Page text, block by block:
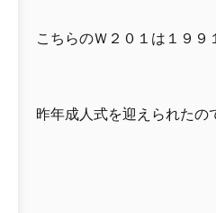
こちらのＷ２０１は１９９
昨年成人式を迎えられたの